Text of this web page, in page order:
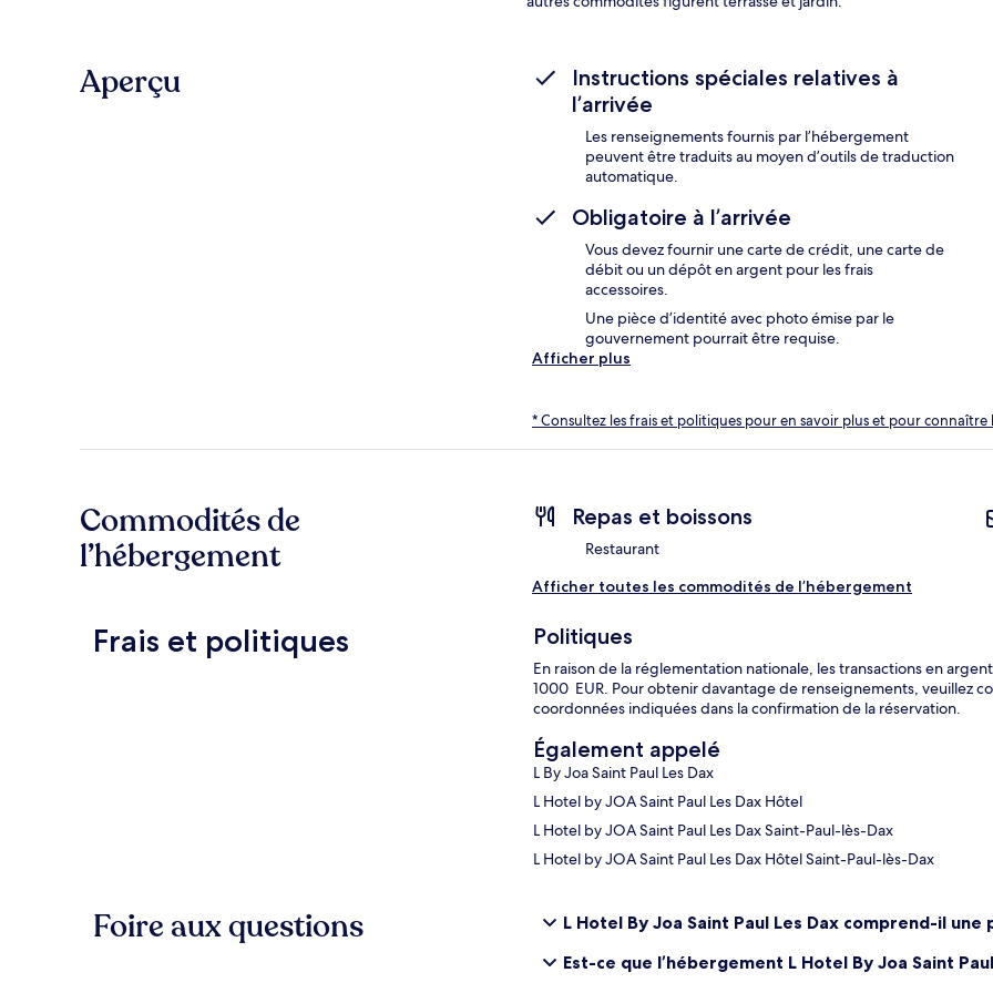
Aperçu
Instructions spéciales relatives à
l’arrivée
Les renseignements fournis par l’hébergement
peuvent être traduits au moyen d’outils de traduction
automatique.
Obligatoire à l’arrivée
Vous devez fournir une carte de crédit, une carte de
débit ou un dépôt en argent pour les frais
accessoires.
Une pièce d’identité avec photo émise par le
gouvernement pourrait être requise.
Afficher plus
* Consultez les frais et politiques pour en savoir plus et pour connaître
Commodités de
l’hébergement
Repas et boissons
Restaurant
Afficher toutes les commodités de l’hébergement
Frais et politiques Politiques
En raison de la réglementation nationale, les transactions en
1000 EUR. Pour obtenir davantage de renseignements, veuillez
coordonnées indiquées dans la confirmation de la réservation.
Également appelé
L By Joa Saint Paul Les Dax
L Hotel by JOA Saint Paul Les Dax Hôtel
L Hotel by JOA Saint Paul Les Dax Saint-Paul-lès-Dax
L Hotel by JOA Saint Paul Les Dax Hôtel Saint-Paul-lès-Dax
Foire aux questions
L Hotel By Joa Saint Paul Les Dax comprend-il une
Est-ce que l’hébergement L Hotel By Joa Saint